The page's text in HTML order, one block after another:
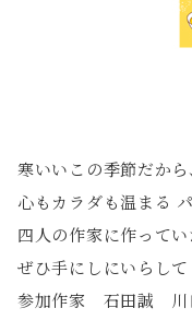
寒いいこの季節だから
心もカラダも温まる
四人の作家に作ってい
ぜひ手にしにいらして
参加作家 石田誠 川